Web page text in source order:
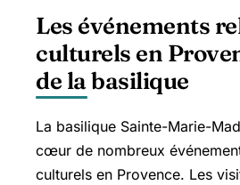
Les événements
culturels en
de la basilique
La basilique Sainte-Marie-
cœur de nombreux
culturels en Provence. Les